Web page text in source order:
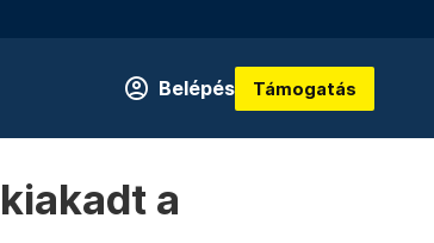
Belépés Támogatás
a